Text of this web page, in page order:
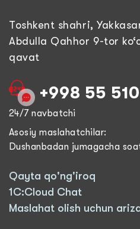
Toshkent shahri,
Abdulla Qahhor 9-tor
qavat
+998 55
24/7 navbatchi
Asosiy maslahatchilar:
Dushanbadan jumagacha
Qayta qo'ng'iroq
1C:Cloud Chat
Maslahat olish uchun